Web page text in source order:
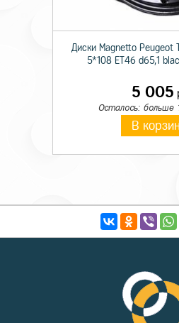
Диски Magnetto Peugeot
5*108 ET46 d65,1
5 005
Осталось: больше
В